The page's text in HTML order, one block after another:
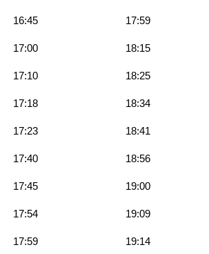
16:45 17:59
17:00 18:15
17:10 18:25
17:18 18:34
17:23 18:41
17:40 18:56
17:45 19:00
17:54 19:09
17:59 19:14